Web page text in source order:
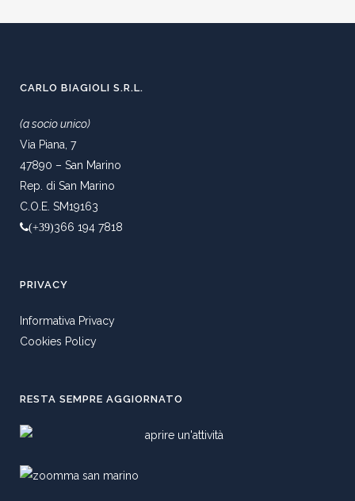
CARLO BIAGIOLI S.R.L.
(a socio unico)
Via Piana, 7
47890 – San Marino
Rep. di San Marino
C.O.E. SM19163
(+39)366 194 7818
PRIVACY
Informativa Privacy
Cookies Policy
RESTA SEMPRE AGGIORNATO